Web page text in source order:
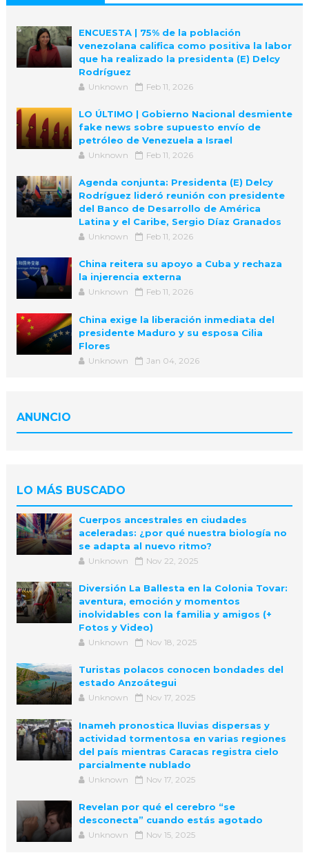
ENCUESTA | 75% de la población
venezolana califica como positiva la labor
que ha realizado la presidenta (E) Delcy
Rodríguez
Unknown Feb 11, 2026
LO ÚLTIMO | Gobierno Nacional desmiente
fake news sobre supuesto envío de
petróleo de Venezuela a Israel
Unknown Feb 11, 2026
Agenda conjunta: Presidenta (E) Delcy
Rodríguez lideró reunión con presidente
del Banco de Desarrollo de América
Latina y el Caribe, Sergio Díaz Granados
Unknown Feb 11, 2026
China reitera su apoyo a Cuba y rechaza
la injerencia externa
Unknown Feb 11, 2026
China exige la liberación inmediata del
presidente Maduro y su esposa Cilia
Flores
Unknown Jan 04, 2026
ANUNCIO
LO MÁS BUSCADO
Cuerpos ancestrales en ciudades
aceleradas: ¿por qué nuestra biología no
se adapta al nuevo ritmo?
Unknown Nov 22, 2025
Diversión La Ballesta en la Colonia Tovar:
aventura, emoción y momentos
inolvidables con la familia y amigos (+
Fotos y Video)
Unknown Nov 18, 2025
Turistas polacos conocen bondades del
estado Anzoátegui
Unknown Nov 17, 2025
Inameh pronostica lluvias dispersas y
actividad tormentosa en varias regiones
del país mientras Caracas registra cielo
parcialmente nublado
Unknown Nov 17, 2025
Revelan por qué el cerebro “se
desconecta” cuando estás agotado
Unknown Nov 15, 2025